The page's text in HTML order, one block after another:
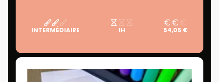
INTERMÉDIAIRE 1H 54,05 €